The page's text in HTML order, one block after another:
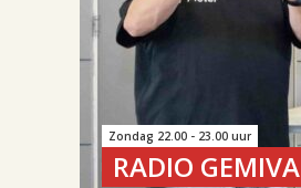
Zondag 22.00 - 23.00 uur
RADIO GEMIVA